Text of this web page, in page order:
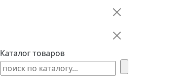
Каталог товаров